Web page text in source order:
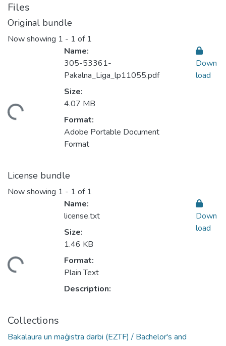
Files
Original bundle
Now showing 1 - 1 of 1
Name:
305-53361-
Pakalna_Liga_lp11055.pdf
Size:
4.07 MB
Format:
Adobe Portable Document
Format
Down
load
License bundle
Now showing 1 - 1 of 1
Name:
license.txt
Size:
1.46 KB
Format:
Plain Text
Description:
Down
load
Collections
Bakalaura un maģistra darbi (EZTF) / Bachelor's and